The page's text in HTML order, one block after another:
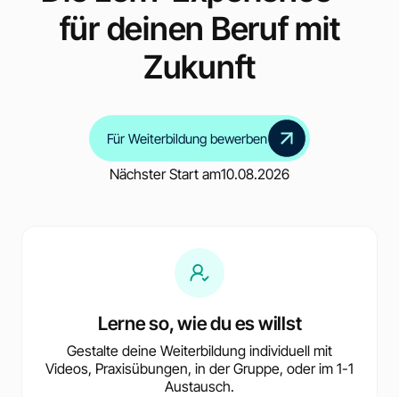
für deinen Beruf mit
Zukunft
Für Weiterbildung bewerben
Nächster Start am10.08.2026
Lerne so, wie du es willst
Gestalte deine Weiterbildung individuell mit
Videos, Praxisübungen, in der Gruppe, oder im 1-1
Austausch.